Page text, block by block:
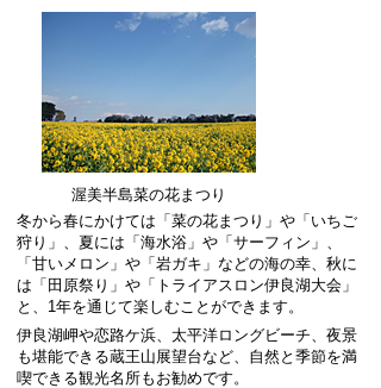
渥美半島菜の花まつり
冬から春にかけては「菜の花まつり」や「いちご
狩り」、夏には「海水浴」や「サーフィン」、
「甘いメロン」や「岩ガキ」などの海の幸、秋に
は「田原祭り」や「トライアスロン伊良湖大会」
と、1年を通じて楽しむことができます。
伊良湖岬や恋路ケ浜、太平洋ロングビーチ、夜景
も堪能できる蔵王山展望台など、自然と季節を満
喫できる観光名所もお勧めです。